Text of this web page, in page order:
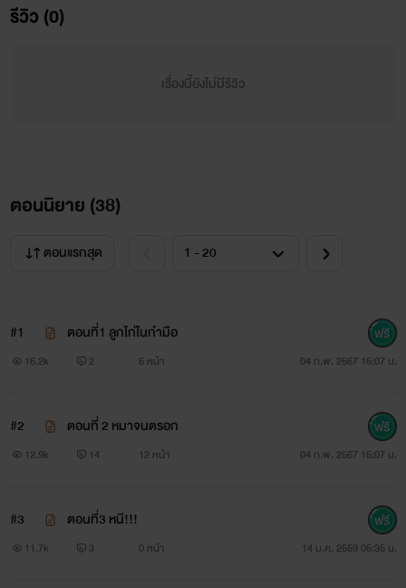
รีวิว (0)
เรื่องนี้ยังไม่มีรีวิว
ตอนนิยาย (38)
ตอนแรกสุด
#1 ตอนที่1 ลูกไก่ในกำมือ
16.2k 2 6 หน้า 04 ก.พ. 2567 15:07 น.
#2 ตอนที่ 2 หมาจนตรอก
12.9k 14 12 หน้า 04 ก.พ. 2567 15:07 น.
#3 ตอนที่3 หนี!!!
11.7k 3 0 หน้า 14 ม.ค. 2559 05:35 น.